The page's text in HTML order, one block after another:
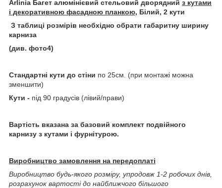
Arlinia Багет алюмінієвий стельовий дворядний з кутами
і декоративною фасадною планкою, Білий, 2 кути
З таблиці розмірів необхідно обрати габаритну ширину
карниза
(див. фото4)
Стандартні кути до стіни по 25см. (при монтажі можна
зменшити)
Кути - під 90 градусів (лівий/прави)
Вартість вказана за базовий комплект подвійного
карнизу з кутами і фурнітурою.
Виробництво замовлення на передоплаті
Виробництво будь-якого розміру, упродовж 1-2 робочих днів,
розрахунок вартості до найближчого більшого